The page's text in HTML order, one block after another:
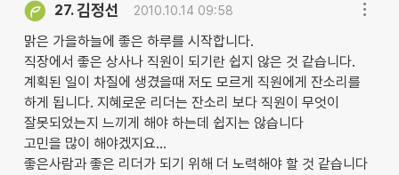
27.김정선 2010.10.14 09:58
맑은 가을하늘에 좋은 하루를 시작합니다.
직장에서 좋은 상사나 직원이 되기란 쉽지 않은 것 같습니다.
계획된 일이 차질에 생겼을때 저도 모르게 직원에게 잔소리를
하게 됩니다. 지혜로운 리더는 잔소리 보다 직원이 무엇이
잘못되었는지 느끼게 해야 하는데 쉽지는 않습니다
고민을 많이 해야겠지요...
좋은사람과 좋은 리더가 되기 위해 더 노력해야 할 것 같습니다